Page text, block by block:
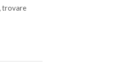
trovare